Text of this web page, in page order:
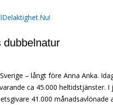
dubbelnatur
– långt före Anna Anka.
ca 45.000 heltidstjänster. I
41.000 månadsavlönade